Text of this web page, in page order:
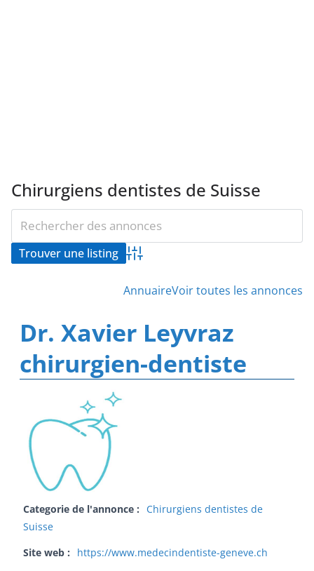
Chirurgiens dentistes de Suisse
Advanced Search
AnnuaireVoir toutes les annonces
Dr. Xavier Leyvraz
chirurgien-dentiste
Categorie de l'annonce :
Chirurgiens dentistes de
Suisse
Site web :
https://www.medecindentiste-geneve.ch